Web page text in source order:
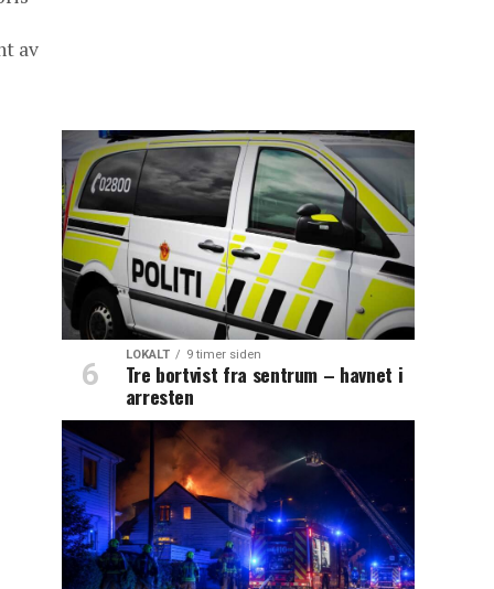
av
LOKALT 9 timer siden
Tre bortvist fra sentrum – havnet i
arresten